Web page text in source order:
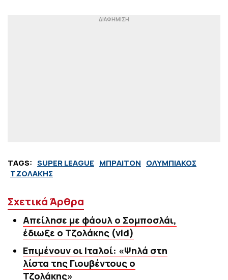
TAGS: SUPER LEAGUE ΜΠΡΑΙΤΟΝ ΟΛΥΜΠΙΑΚΟΣ
ΤΖΟΛΑΚΗΣ
Σχετικά Άρθρα
Απείλησε με φάουλ ο Σομποσλάι,
έδιωξε ο Τζολάκης (vid)
Επιμένουν οι Ιταλοί: «Ψηλά στη
λίστα της Γιουβέντους ο
Τζολάκης»